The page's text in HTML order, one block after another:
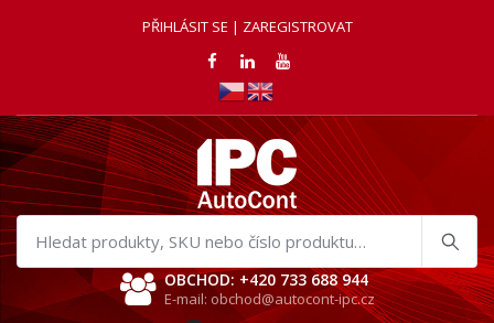
PŘIHLÁSIT SE | ZAREGISTROVAT
Hledat
produkty
OBCHOD: +420 733 688 944
E-mail: obchod@autocont-ipc.cz